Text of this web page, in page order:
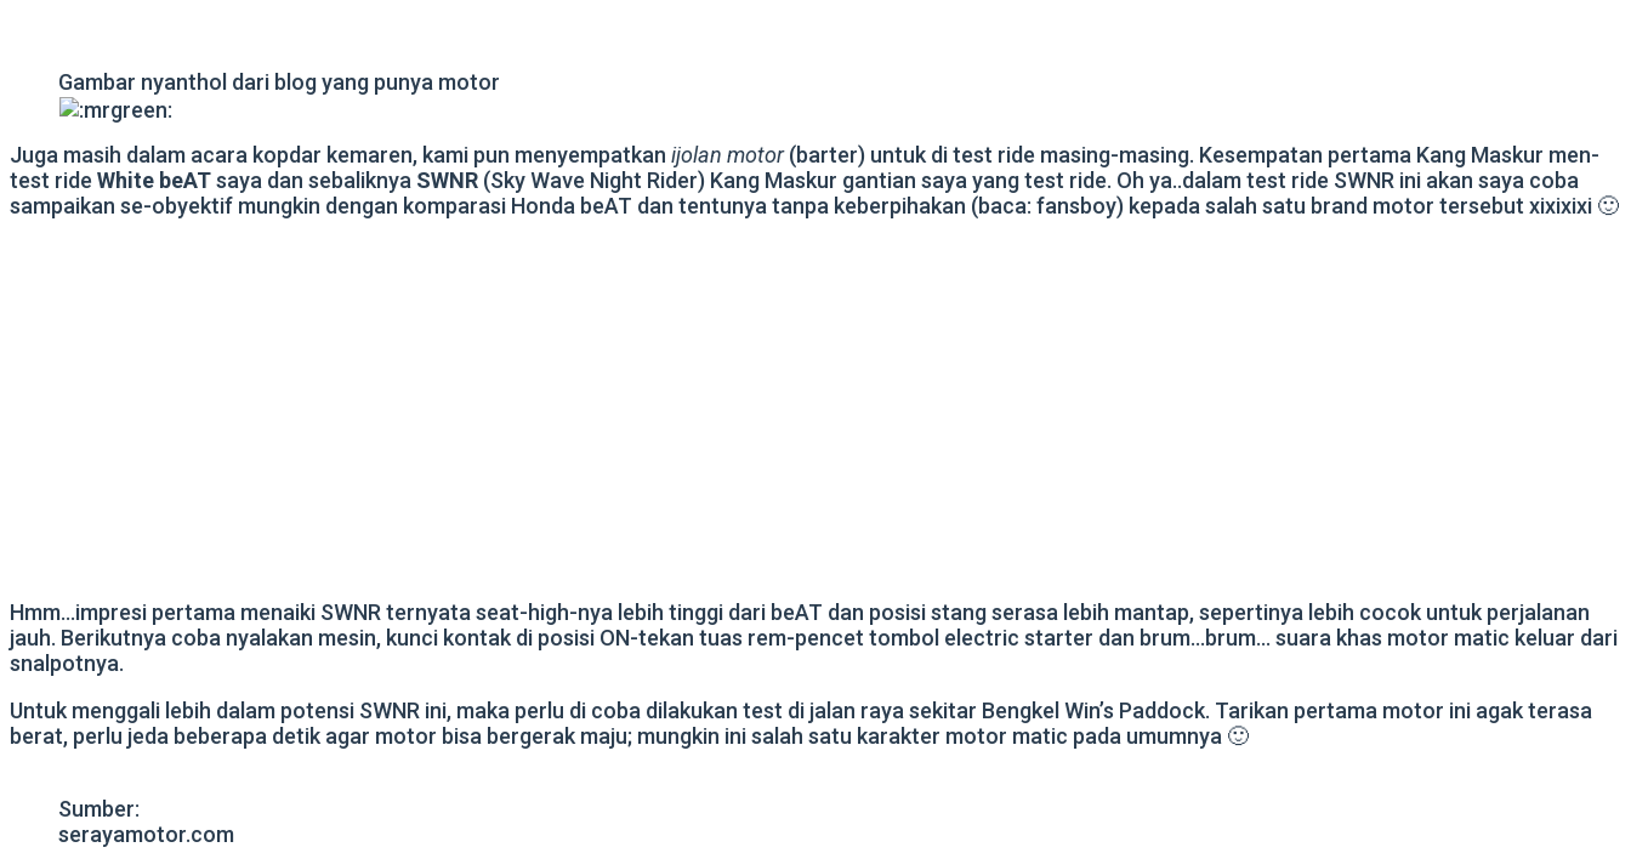
Gambar nyanthol dari blog yang punya motor
Juga masih dalam acara kopdar kemaren, kami pun menyempatkan ijolan motor(barter) untuk di test ride masing-masing. Kesempatan pertama Kang Maskur men-
test ride White beATsaya dan sebaliknya SWNR (Sky Wave Night Rider) Kang Maskur gantian saya yang test ride. Oh ya..dalam test ride SWNR ini akan saya coba
sampaikan se-obyektif mungkin dengan komparasi Honda beAT dan tentunya tanpa keberpihakan (baca: fansboy) kepada salah satu brand motor tersebut xixixixi 🙂
Hmm…impresi pertama menaiki SWNR ternyata seat-high-nya lebih tinggi dari beAT dan posisi stang serasa lebih mantap, sepertinya lebih cocok untuk perjalanan
jauh. Berikutnya coba nyalakan mesin, kunci kontak di posisi ON-tekan tuas rem-pencet tombol electric starter dan brum…brum… suara khas motor matic keluar dari
snalpotnya.
Untuk menggali lebih dalam potensi SWNR ini, maka perlu di coba dilakukan test di jalan raya sekitar Bengkel Win’s Paddock. Tarikan pertama motor ini agak terasa
berat, perlu jeda beberapa detik agar motor bisa bergerak maju; mungkin ini salah satu karakter motor matic pada umumnya 🙂
Sumber:
serayamotor.com